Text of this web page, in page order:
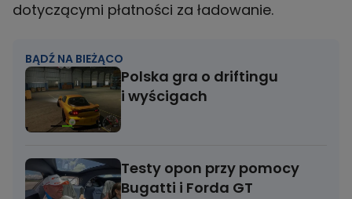
BĄDŹ NA BIEŻĄCO
Polska gra o driftingu
i wyścigach
Testy opon przy pomocy
Bugatti i Forda GT